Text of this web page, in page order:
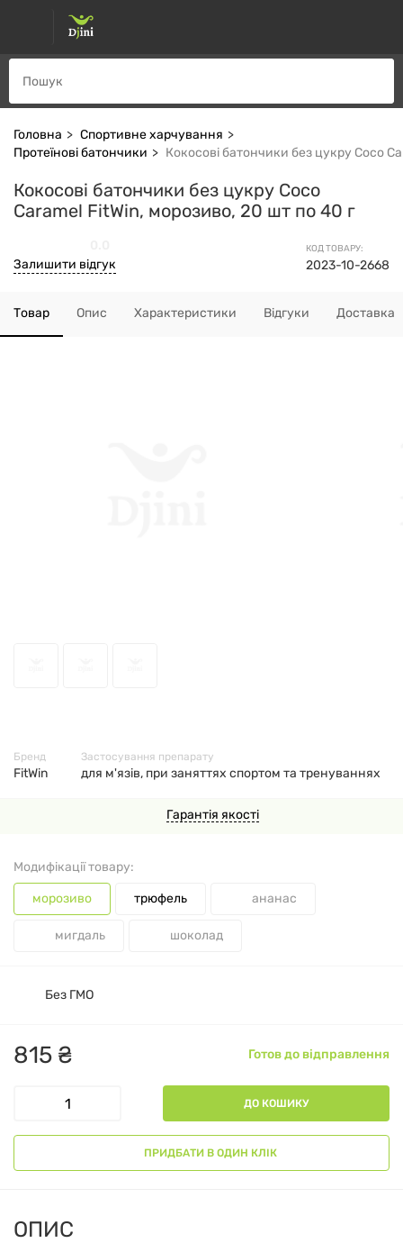
Головна
Спортивне харчування
Протеїнові батончики
Кокосові батончики без цукру Coco
Кокосові батончики без цукру Coco
Caramel FitWin, морозиво, 20 шт по 40 г
КОД ТОВАРУ:
2023-10-2668
Залишити відгук
Товар Опис Характеристики Відгуки Доставка
Гарантія якості
Модифікації товару:
морозиво трюфель ананас
мигдаль шоколад
815 ₴ Готов до відправлення
ДО КОШИКУ
ПРИДБАТИ В ОДИН КЛІК
Без ГМО
Бренд
FitWin
Застосування препарату
для м'язів, при заняттях спортом та тренуваннях
ОПИС